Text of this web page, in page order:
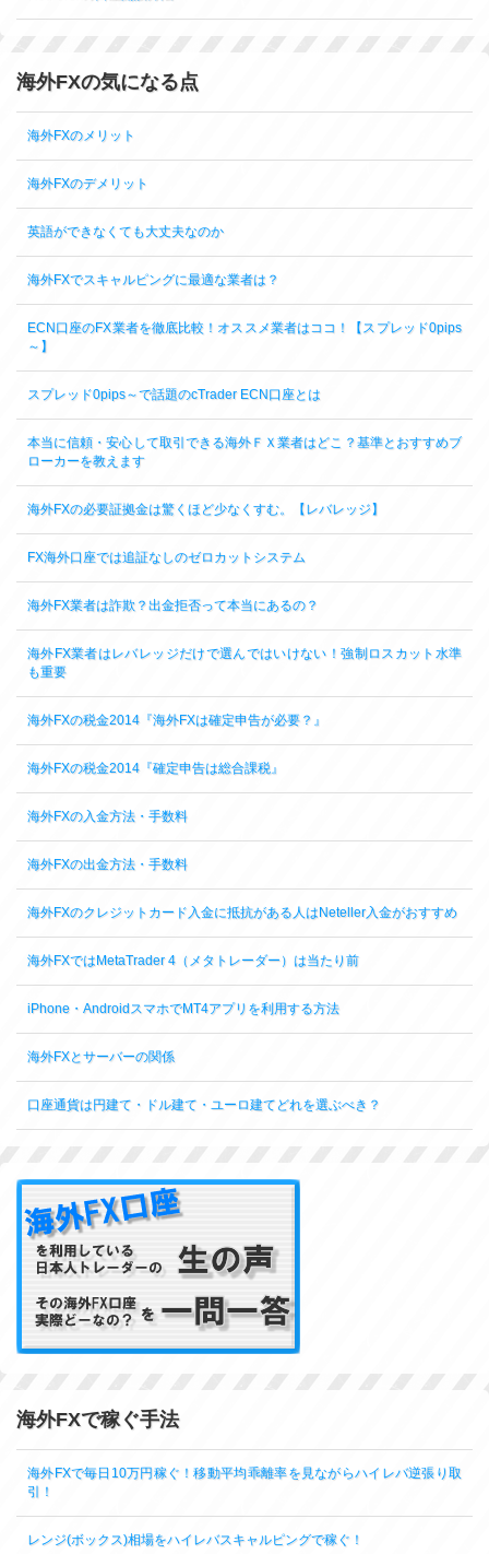
海外FXの気になる点
海外FXのメリット
海外FXのデメリット
英語ができなくても大丈夫なのか
海外FXでスキャルピングに最適な業者は？
ECN口座のFX業者を徹底比較！オススメ業者はココ！【スプレッド0pips
～】
スプレッド0pips～で話題のcTrader ECN口座とは
本当に信頼・安心して取引できる海外ＦＸ業者はどこ？基準とおすすめブ
ローカーを教えます
海外FXの必要証拠金は驚くほど少なくすむ。【レバレッジ】
FX海外口座では追証なしのゼロカットシステム
海外FX業者は詐欺？出金拒否って本当にあるの？
海外FX業者はレバレッジだけで選んではいけない！強制ロスカット水準
も重要
海外FXの税金2014『海外FXは確定申告が必要？』
海外FXの税金2014『確定申告は総合課税』
海外FXの入金方法・手数料
海外FXの出金方法・手数料
海外FXのクレジットカード入金に抵抗がある人はNeteller入金がおすすめ
海外FXではMetaTrader 4（メタトレーダー）は当たり前
iPhone・AndroidスマホでMT4アプリを利用する方法
海外FXとサーバーの関係
口座通貨は円建て・ドル建て・ユーロ建てどれを選ぶべき？
海外FXで稼ぐ手法
海外FXで毎日10万円稼ぐ！移動平均乖離率を見ながらハイレバ逆張り取
引！
レンジ(ボックス)相場をハイレバスキャルピングで稼ぐ！